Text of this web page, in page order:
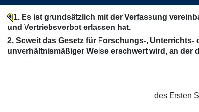
1. Es ist grundsätzlich mit der Verfassung
und Vertriebsverbot erlassen hat.
2. Soweit das Gesetz für Forschungs-,
unverhältnismäßiger Weise erschwert wird, an der
des Ersten